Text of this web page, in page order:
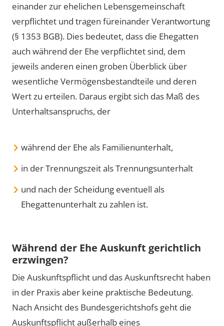
einander zur ehelichen Lebensgemeinschaft
verpflichtet und tragen füreinander Verantwortung
(§ 1353 BGB). Dies bedeutet, dass die Ehegatten
auch während der Ehe verpflichtet sind, dem
jeweils anderen einen groben Überblick über
wesentliche Vermögensbestandteile und deren
Wert zu erteilen. Daraus ergibt sich das Maß des
Unterhaltsanspruchs, der
während der Ehe als Familienunterhalt,
in der Trennungszeit als Trennungsunterhalt
und nach der Scheidung eventuell als
Ehegattenunterhalt zu zahlen ist.
Während der Ehe Auskunft gerichtlich
erzwingen?
Die Auskunftspflicht und das Auskunftsrecht haben
in der Praxis aber keine praktische Bedeutung.
Nach Ansicht des Bundesgerichtshofs geht die
Auskunftspflicht außerhalb eines